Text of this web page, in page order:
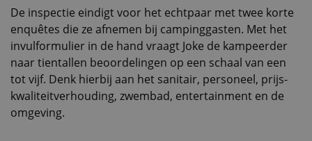
De inspectie eindigt voor het echtpaar met twee korte
enquêtes die ze afnemen bij campinggasten. Met het
invulformulier in de hand vraagt Joke de kampeerder
naar tientallen beoordelingen op een schaal van een
tot vijf. Denk hierbij aan het sanitair, personeel, prijs-
kwaliteitverhouding, zwembad, entertainment en de
omgeving.